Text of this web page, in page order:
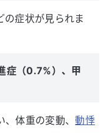
の症状が見られま
症（0.7%）、甲
、体重の変動、動悸